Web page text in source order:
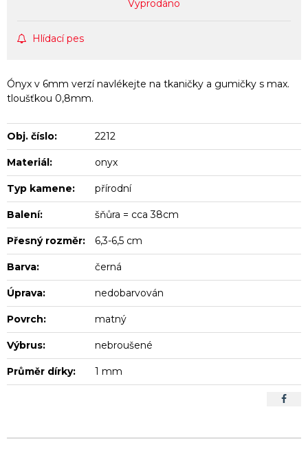
Vyprodáno
Hlídací pes
Ónyx v 6mm verzí navlékejte na tkaničky a gumičky s max.
tloušťkou 0,8mm.
Obj. číslo: 2212
Materiál: onyx
Typ kamene: přírodní
Balení: šňůra = cca 38cm
Přesný rozměr: 6,3-6,5 cm
Barva: černá
Úprava: nedobarvován
Povrch: matný
Výbrus: nebroušené
Průměr dírky: 1 mm